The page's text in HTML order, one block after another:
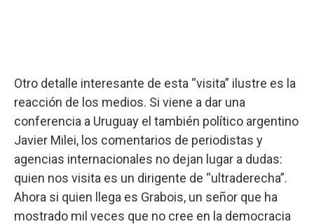
Otro detalle interesante de esta “visita” ilustre es la
reacción de los medios. Si viene a dar una
conferencia a Uruguay el también político argentino
Javier Milei, los comentarios de periodistas y
agencias internacionales no dejan lugar a dudas:
quien nos visita es un dirigente de “ultraderecha”.
Ahora si quien llega es Grabois, un señor que ha
mostrado mil veces que no cree en la democracia